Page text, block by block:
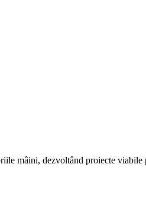
mâini, dezvoltând proiecte